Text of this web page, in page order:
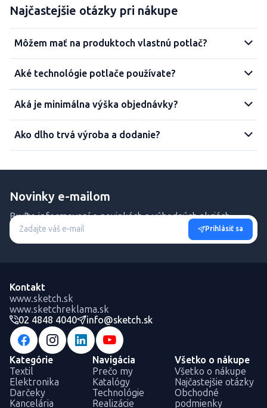
Najčastejšie otázky pri nákupe
Môžem mať na produktoch vlastnú potlač?
Aké technológie potlače používate?
Aká je minimálna výška objednávky?
Ako dlho trvá výroba a dodanie?
Novinky e-mailom
Buďte informovaní o novinkách a výhodných akciách.
Prihlásiť sa
Kontakt
www.sketch.sk
www.sketchreklama.sk
02 4848 4040
info@sketch.sk
Kategórie
Textil
Elektronika
Darčeky
Kancelária
Navigácia
Prečo my
Katalógy
Technológie
Realizácie
Všetko o nákupe
Všetko o nákupe
Najčastejšie otázky
Obchodné
podmienky